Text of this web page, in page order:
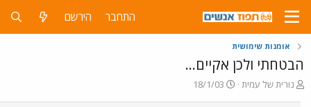
התחבר הירשם
אומנות שימושית
הבטחתי ולכן אקיים...
פנורית של עמית
פ
18/1/03